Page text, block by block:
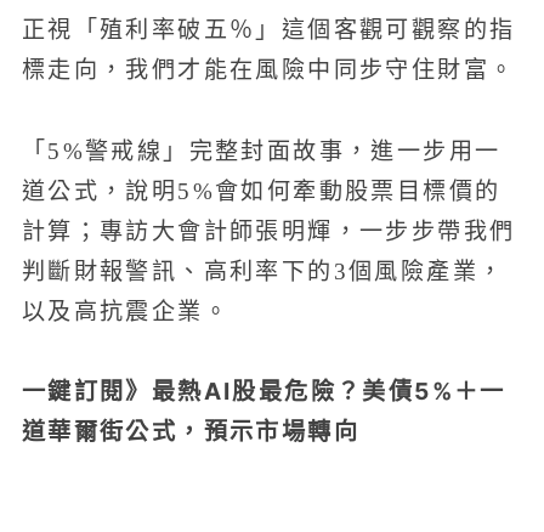
正視「殖利率破五％」這個客觀可觀察的指
標走向，我們才能在風險中同步守住財富。
「5%警戒線」完整封面故事，進一步用一
道公式，說明5%會如何牽動股票目標價的
計算；專訪大會計師張明輝，一步步帶我們
判斷財報警訊、高利率下的3個風險產業，
以及高抗震企業。
一鍵訂閱》最熱AI股最危險？美債5%＋一
道華爾街公式，預示市場轉向